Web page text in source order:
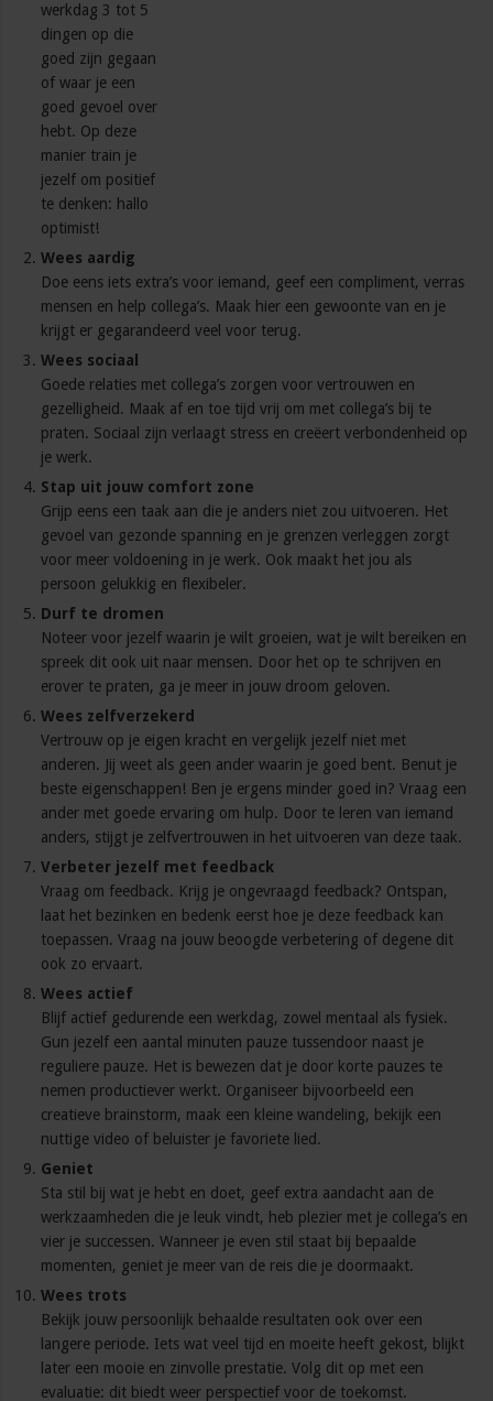
werkdag 3 tot 5
dingen op die
goed zijn gegaan
of waar je een
goed gevoel over
hebt. Op deze
manier train je
jezelf om positief
te denken: hallo
optimist!
Wees aardig
Doe eens iets extra’s voor iemand, geef een compliment, verras
mensen en help collega’s. Maak hier een gewoonte van en je
krijgt er gegarandeerd veel voor terug.
Wees sociaal
Goede relaties met collega’s zorgen voor vertrouwen en
gezelligheid. Maak af en toe tijd vrij om met collega’s bij te
praten. Sociaal zijn verlaagt stress en creëert verbondenheid op
je werk.
Stap uit jouw comfort zone
Grijp eens een taak aan die je anders niet zou uitvoeren. Het
gevoel van gezonde spanning en je grenzen verleggen zorgt
voor meer voldoening in je werk. Ook maakt het jou als
persoon gelukkig en flexibeler.
Durf te dromen
Noteer voor jezelf waarin je wilt groeien, wat je wilt bereiken en
spreek dit ook uit naar mensen. Door het op te schrijven en
erover te praten, ga je meer in jouw droom geloven.
Wees zelfverzekerd
Vertrouw op je eigen kracht en vergelijk jezelf niet met
anderen. Jij weet als geen ander waarin je goed bent. Benut je
beste eigenschappen! Ben je ergens minder goed in? Vraag een
ander met goede ervaring om hulp. Door te leren van iemand
anders, stijgt je zelfvertrouwen in het uitvoeren van deze taak.
Verbeter jezelf met feedback
Vraag om feedback. Krijg je ongevraagd feedback? Ontspan,
laat het bezinken en bedenk eerst hoe je deze feedback kan
toepassen. Vraag na jouw beoogde verbetering of degene dit
ook zo ervaart.
Wees actief
Blijf actief gedurende een werkdag, zowel mentaal als fysiek.
Gun jezelf een aantal minuten pauze tussendoor naast je
reguliere pauze. Het is bewezen dat je door korte pauzes te
nemen productiever werkt. Organiseer bijvoorbeeld een
creatieve brainstorm, maak een kleine wandeling, bekijk een
nuttige video of beluister je favoriete lied.
Geniet
Sta stil bij wat je hebt en doet, geef extra aandacht aan de
werkzaamheden die je leuk vindt, heb plezier met je collega’s en
vier je successen. Wanneer je even stil staat bij bepaalde
momenten, geniet je meer van de reis die je doormaakt.
Wees trots
Bekijk jouw persoonlijk behaalde resultaten ook over een
langere periode. Iets wat veel tijd en moeite heeft gekost, blijkt
later een mooie en zinvolle prestatie. Volg dit op met een
evaluatie: dit biedt weer perspectief voor de toekomst.